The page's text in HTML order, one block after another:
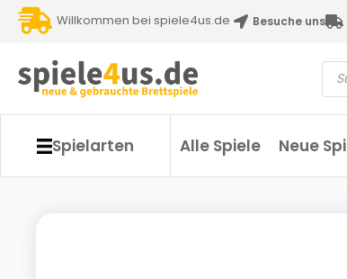
Willkommen bei spiele4us.de Besuche uns
Spielarten Alle Spiele Neue